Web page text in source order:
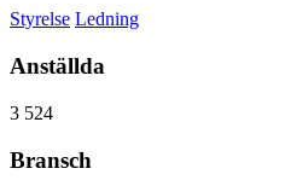
Styrelse Ledning
Anställda
3 524
Bransch